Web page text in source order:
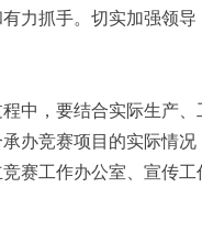
力抓手。切实加强领
中，要结合实际生产
办竞赛项目的实际情
赛工作办公室、宣传